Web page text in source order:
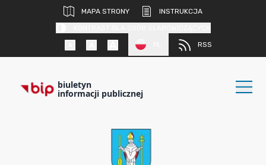
MAPA STRONY
INSTRUKCJA
RSS
biuletyn
informacji publicznej